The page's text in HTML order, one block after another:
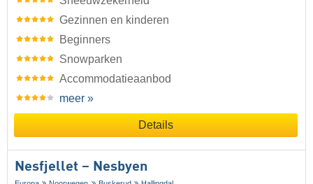
Gezinnen en kinderen
Beginners
Snowparken
Accommodatieaanbod
meer »
Details
Nesfjellet – Nesbyen